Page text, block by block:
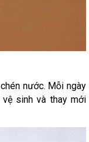
nước. Mỗi ngày
sinh và thay mới